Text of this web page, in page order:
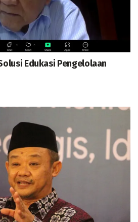
Edukasi Pengelolaan